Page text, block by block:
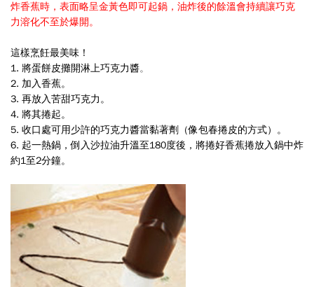
炸香蕉時，表面略呈金黃色即可起鍋，油炸後的餘溫會持續讓巧克
力溶化不至於爆開。
這樣烹飪最美味！
1. 將蛋餅皮攤開淋上巧克力醬。
2. 加入香蕉。
3. 再放入苦甜巧克力。
4. 將其捲起。
5. 收口處可用少許的巧克力醬當黏著劑（像包春捲皮的方式）。
6. 起一熱鍋，倒入沙拉油升溫至180度後，將捲好香蕉捲放入鍋中炸
約1至2分鐘。